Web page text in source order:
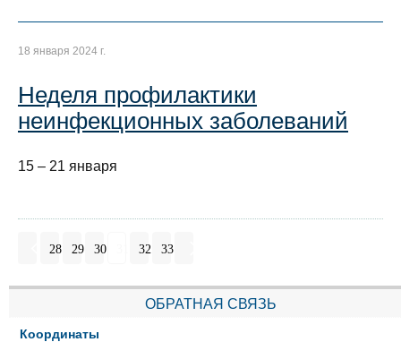
18 января 2024 г.
Неделя профилактики
неинфекционных заболеваний
15 – 21 января
28 29 30 32 33
ОБРАТНАЯ СВЯЗЬ
Координаты